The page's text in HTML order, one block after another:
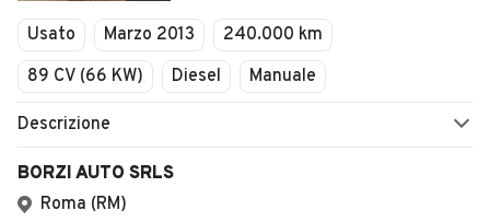
Usato Marzo 2013
240.000 km
89 CV (66 KW)
Diesel Manuale
Descrizione
BORZI AUTO SRLS
Roma (RM)